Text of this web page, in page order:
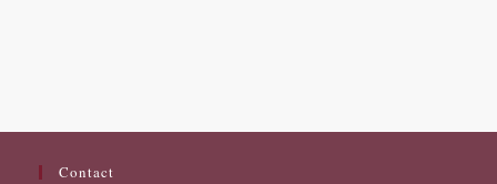
Contact